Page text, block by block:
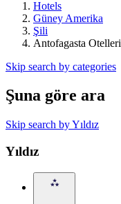
Hotels
Güney Amerika
Şili
Antofagasta Otelleri
Skip search by categories
Şuna göre ara
Skip search by Yıldız
Yıldız